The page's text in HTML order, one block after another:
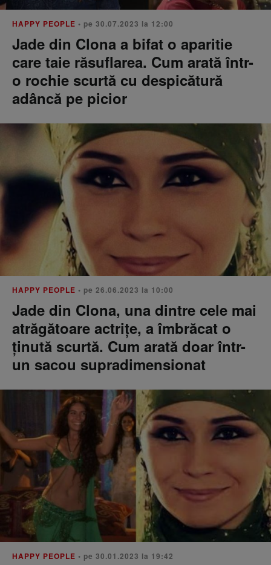
HAPPY PEOPLE • pe 30.07.2023 la 12:00
Jade din Clona a bifat o aparitie
care taie răsuflarea. Cum arată într-
o rochie scurtă cu despicătură
adâncă pe picior
HAPPY PEOPLE • pe 26.06.2023 la 10:00
Jade din Clona, una dintre cele mai
atrăgătoare actrițe, a îmbrăcat o
ținută scurtă. Cum arată doar într-
un sacou supradimensionat
HAPPY PEOPLE • pe 30.01.2023 la 19:42